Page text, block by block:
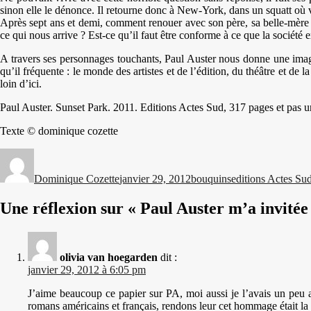
sinon elle le dénonce. Il retourne donc à New-York, dans un squatt
Après sept ans et demi, comment renouer avec son père, sa belle-
ce qui nous arrive ? Est-ce qu’il faut être conforme à ce que la société
A travers ses personnages touchants, Paul Auster nous donne une
qu’il fréquente : le monde des artistes et de l’édition, du théâtre et de
loin d’ici.
Paul Auster. Sunset Park. 2011. Editions Actes Sud, 317 pages et pas
Texte © dominique cozette
Dominique Cozettejanvier 29, 2012bouquinseditions Actes
Une réflexion sur « Paul Auster m’a
olivia van hoegarden dit :
janvier 29, 2012 à 6:05 pm
J’aime beaucoup ce papier sur PA, moi aussi je l’avais un
romans américains et français, rendons leur cet hommage était